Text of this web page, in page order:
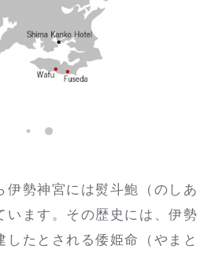
伊勢神宮には熨斗鮑（のしあ
います。その歴史には、伊勢
したとされる倭姫命（やまと